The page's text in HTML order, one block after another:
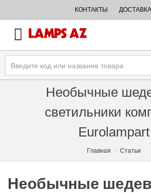
КОНТАКТЫ ДОСТАВКА
Необычные
светильники
Eurolampart
Главная Статьи
Необычные